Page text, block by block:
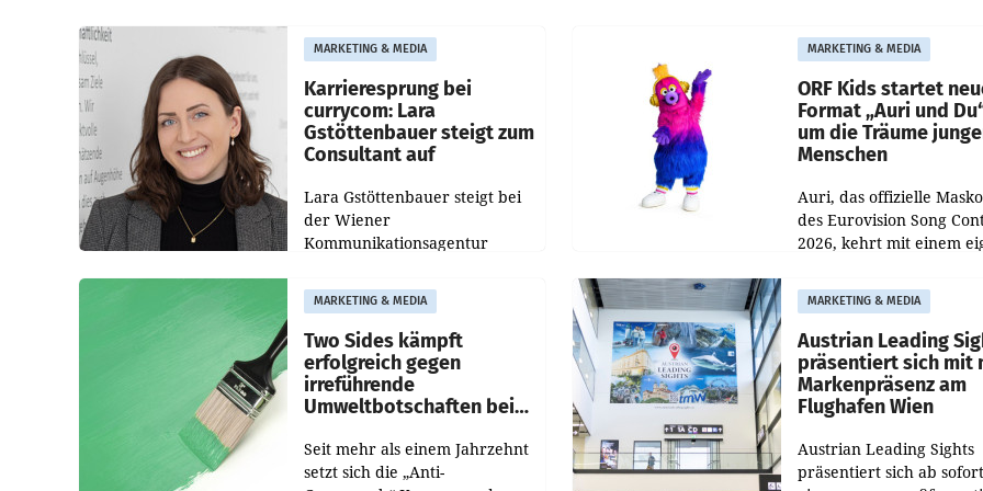
WIFI Wien eine neue
Imagekampagne gestartet.
und Besucher höheren
Nettoreichweite im ersten
Halbjahr 2026
MARKETING & MEDIA
Karrieresprung bei
currycom: Lara
Gstöttenbauer steigt zum
Consultant auf
Lara Gstöttenbauer steigt bei
der Wiener
Kommunikationsagentur
partners zum Consultant auf.
Die 27-jährige Beraterin
betreut Kundinnen und
Kunden in den Bereichen
MARKETING & MEDIA
ORF Kids startet
Format „Auri und
um die Träume
Menschen
Auri, das offizielle
des Eurovision Song
2026, kehrt mit einem
zurück. In der neuen
„Auri und Du“ bei ORF
steht
MARKETING & MEDIA
Two Sides kämpft
erfolgreich gegen
irreführende
Umweltbotschaften beim
Seit mehr als einem Jahrzehnt
setzt sich die „Anti-
MARKETING & MEDIA
Austrian Leading
präsentiert sich mit
Markenpräsenz am
Flughafen Wien
Austrian Leading Sights
präsentiert sich ab